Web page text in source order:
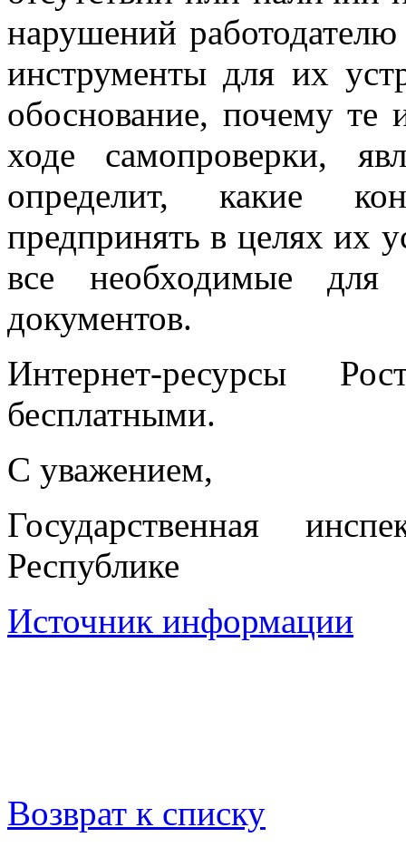
нарушений
инструменты для их
обоснование, почему
ходе самопроверки,
определит, какие
предпринять в целях их
все необходимые
документов.
Интернет-ресурсы
бесплатными.
С уважением,
Государственная
Республике
Источник информации
Возврат к списку